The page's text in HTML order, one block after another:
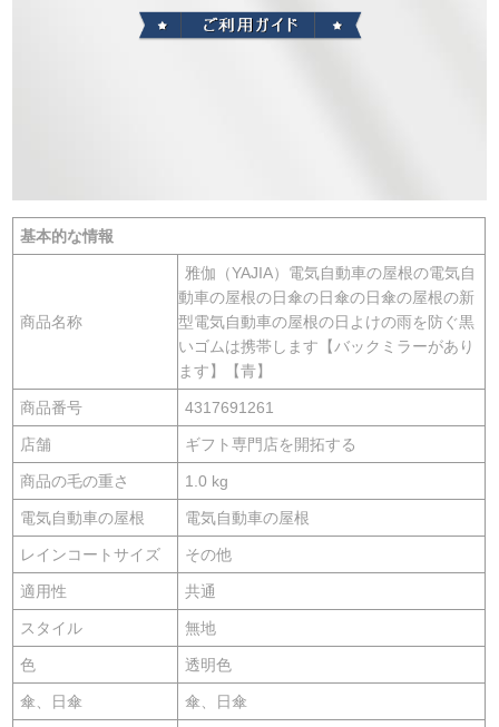
基本的な情報
商品名称
雅伽（YAJIA）電気自動車の屋根の電気自
動車の屋根の日傘の日傘の日傘の屋根の新
型電気自動車の屋根の日よけの雨を防ぐ黒
いゴムは携帯します【バックミラーがあり
ます】【青】
商品番号 4317691261
店舗 ギフト専門店を開拓する
商品の毛の重さ 1.0 kg
電気自動車の屋根 電気自動車の屋根
レインコートサイズ その他
適用性 共通
スタイル 無地
色 透明色
傘、日傘 傘、日傘